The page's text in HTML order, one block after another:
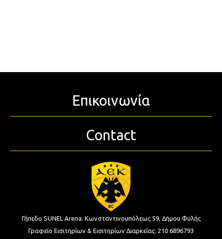
Επικοινωνία
Contact
Γήπεδο SUNEL Arena: Κωνσταντινουπόλεως 59, Δήμου Φυλής
Γραφείο Εισιτηρίων & Εισιτηρίων Διαρκείας: 210 6896793